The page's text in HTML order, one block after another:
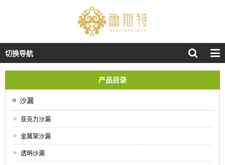
切换导航
产品目录
沙漏
亚克力沙漏
金属架沙漏
透明沙漏